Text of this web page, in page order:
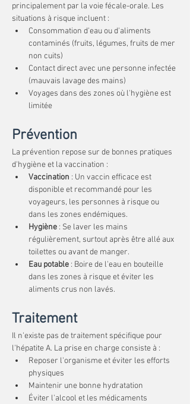
principalement par la voie fécale-orale. Les
situations à risque incluent :
Consommation d'eau ou d'aliments
contaminés (fruits, légumes, fruits de mer
non cuits)
Contact direct avec une personne infectée
(mauvais lavage des mains)
Voyages dans des zones où l'hygiène est
limitée
Prévention
La prévention repose sur de bonnes pratiques
d'hygiène et la vaccination :
Vaccination : Un vaccin efficace est
disponible et recommandé pour les
voyageurs, les personnes à risque ou
dans les zones endémiques.
Hygiène : Se laver les mains
régulièrement, surtout après être allé aux
toilettes ou avant de manger.
Eau potable : Boire de l'eau en bouteille
dans les zones à risque et éviter les
aliments crus non lavés.
Traitement
Il n'existe pas de traitement spécifique pour
l'hépatite A. La prise en charge consiste à :
Reposer l'organisme et éviter les efforts
physiques
Maintenir une bonne hydratation
Éviter l'alcool et les médicaments